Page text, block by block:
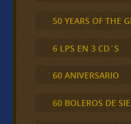
50 YEARS OF THE
6 LPS EN 3 CD´S
60 ANIVERSARIO
60 BOLEROS DE